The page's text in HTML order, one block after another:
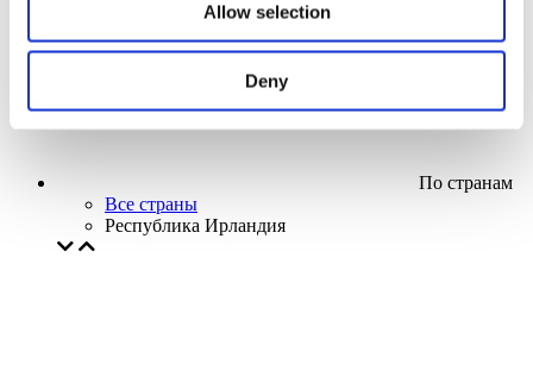
Allow selection
Deny
По странам
Все страны
Республика Ирландия